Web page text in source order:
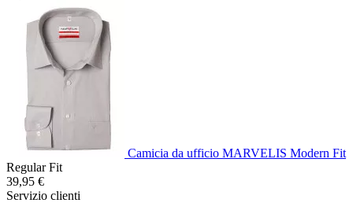
Camicia da ufficio MARVELIS Modern Fit
Regular Fit
39,95 €
Servizio clienti